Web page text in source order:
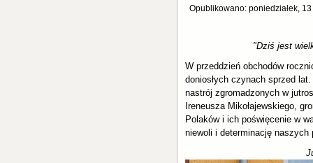
Opublikowano: poniedziałek,
"Dziś jest
W przeddzień obchodów
doniosłych czynach sprzed
nastrój zgromadzonych w
Ireneusza Mikołajewskiego,
Polaków i ich poświęcenie w
niewoli i determinację